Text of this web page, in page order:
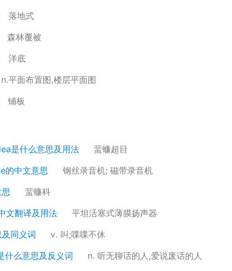
落地式
森林覆被
洋底
n.平面布置图,楼层平面图
铺板
是什么意思及用法
蜚蠊超目
的中文意思 钢丝录音机; 磁带录音机
蜚蠊科
文翻译及用法 平坦活塞式薄膜扬声器
同义词 v. 叫;喋喋不休
什么意思及反义词 n. 听无聊话的人,爱说废话的人